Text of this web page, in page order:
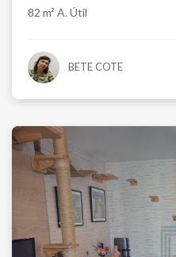
82 m² A. Útil
BETE COTE